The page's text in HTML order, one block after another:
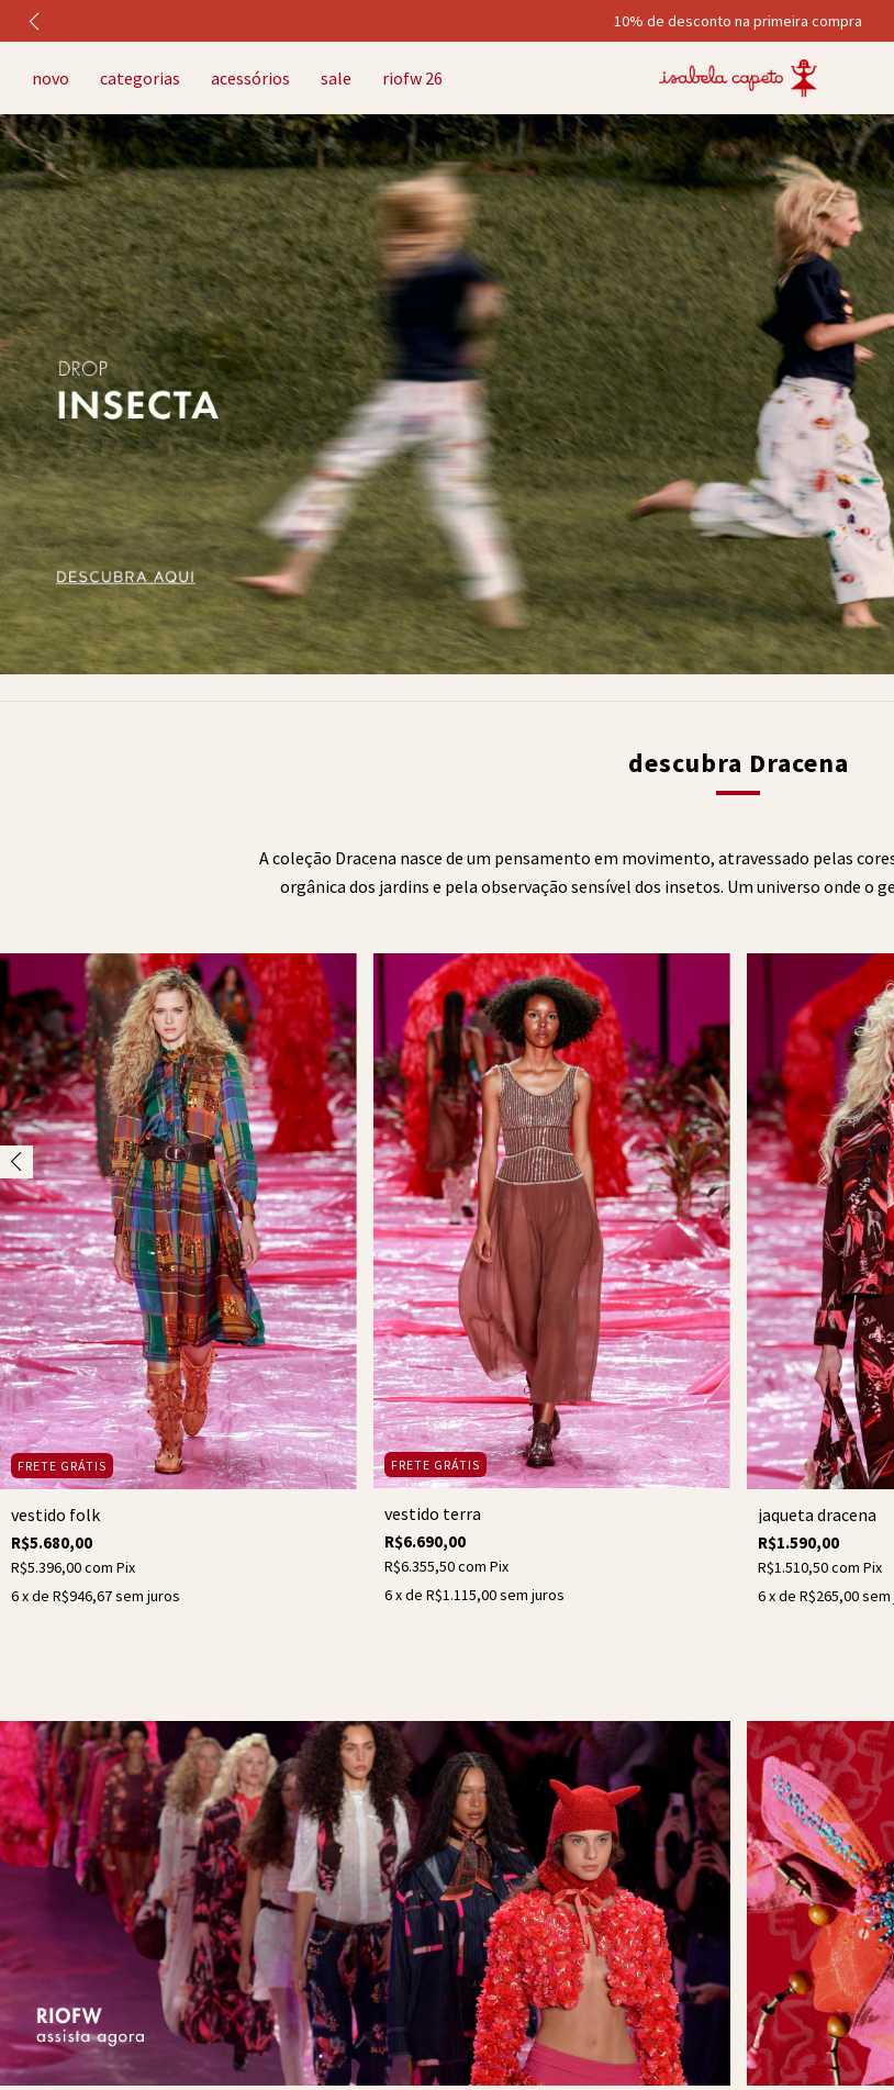
10% de desconto na primeira compra
novo categorias acessórios sale riofw 26
descubra Dracena
A coleção Dracena nasce de um pensamento em movimento, atravessado pelas
orgânica dos jardins e pela observação sensível dos insetos. Um universo onde o
FRETE GRÁTIS
vestido folk
R$5.680,00
R$5.396,00com Pix
6x de R$946,67sem juros
FRETE GRÁTIS
vestido terra
R$6.690,00
R$6.355,50com Pix
6x de R$1.115,00sem juros
jaqueta dracena
R$1.590,00
R$1.510,50com Pix
6x de R$265,00sem